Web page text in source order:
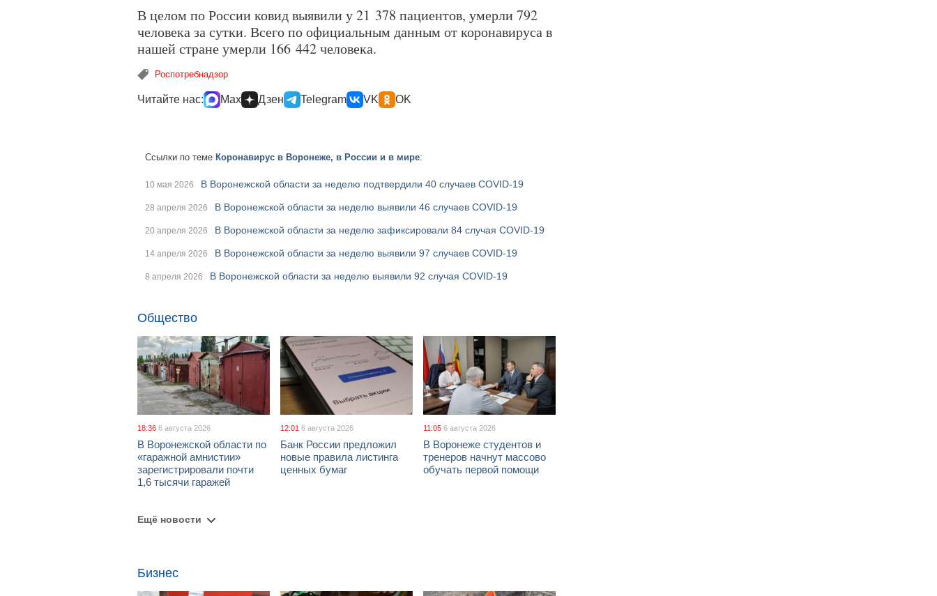
В целом по России ковид выявили у 21 378 пациентов, умерли 792
человека за сутки. Всего по официальным данным от коронавируса в
нашей стране умерли 166 442 человека.
Роспотребнадзор
Читайте нас: Max Дзен Telegram VK OK
Ссылки по теме Коронавирус в Воронеже, в России и в мире:
10 мая 2026 В Воронежской области за неделю подтвердили 40 случаев COVID-19
28 апреля 2026 В Воронежской области за неделю выявили 46 случаев COVID-19
20 апреля 2026 В Воронежской области за неделю зафиксировали 84 случая COVID-19
14 апреля 2026 В Воронежской области за неделю выявили 97 случаев COVID-19
8 апреля 2026 В Воронежской области за неделю выявили 92 случая COVID-19
Общество
18:36 6 августа 2026
В Воронежской области по
«гаражной амнистии»
зарегистрировали почти
1,6 тысячи гаражей
12:01 6 августа 2026
Банк России предложил
новые правила листинга
ценных бумаг
11:05 6 августа 2026
В Воронеже студентов и
тренеров начнут массово
обучать первой помощи
Ещё новости
Бизнес